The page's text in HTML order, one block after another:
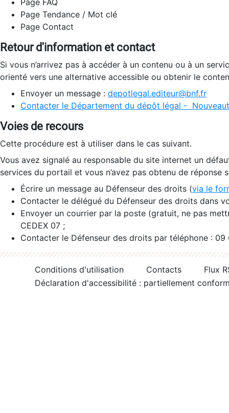
Page FAQ
Page Tendance / Mot clé
Page Contact
Retour d'information et contact
Si vous n’arrivez pas à accéder à un contenu ou à un
orienté vers une alternative accessible ou obtenir le
Envoyer un message : depotlegal.editeur@bnf.fr
Contacter le Département du dépôt légal -
Voies de recours
Cette procédure est à utiliser dans le cas suivant.
Vous avez signalé au responsable du site internet un
services du portail et vous n’avez pas obtenu de réponse
Écrire un message au Défenseur des droits (via le
Contacter le délégué du Défenseur des droits dans
Envoyer un courrier par la poste (gratuit, ne pas
CEDEX 07 ;
Contacter le Défenseur des droits par téléphone :
Conditions d'utilisation Contacts
Flux
Déclaration d'accessibilité : partiellement